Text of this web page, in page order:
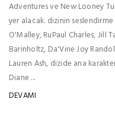
Adventures ve New Looney
yer alacak. dizinin
O'Malley, RuPaul Charles, Jill
Barinholtz, Da'Vine Joy
Lauren Ash, dizide ana
Diane ...
DEVAMI